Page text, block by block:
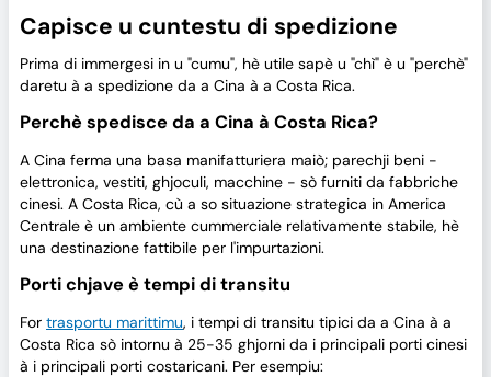
Capisce u cuntestu di spedizione
Prima di immergesi in u "cumu", hè utile sapè u "chì" è u "perchè"
daretu à a spedizione da a Cina à a Costa Rica.
Perchè spedisce da a Cina à Costa Rica?
A Cina ferma una basa manifatturiera maiò; parechji beni -
elettronica, vestiti, ghjoculi, macchine - sò furniti da fabbriche
cinesi. A Costa Rica, cù a so situazione strategica in America
Centrale è un ambiente cummerciale relativamente stabile, hè
una destinazione fattibile per l'impurtazioni.
Porti chjave è tempi di transitu
For trasportu marittimu, i tempi di transitu tipici da a Cina à a
Costa Rica sò intornu à 25-35 ghjorni da i principali porti cinesi
à i principali porti costaricani. Per esempiu: